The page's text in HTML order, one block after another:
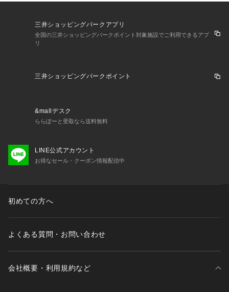
三井ショッピングパークアプリ
全国の三井ショッピングパークポイント対象施設でご利用できるアプ
リ
三井ショッピングパークポイント
&mallデスク
ららぽーと受取なら送料無料
LINE公式アカウント
お得なセール・クーポン情報配信中
初めての方へ
よくある質問・お問い合わせ
会社概要・利用規約など